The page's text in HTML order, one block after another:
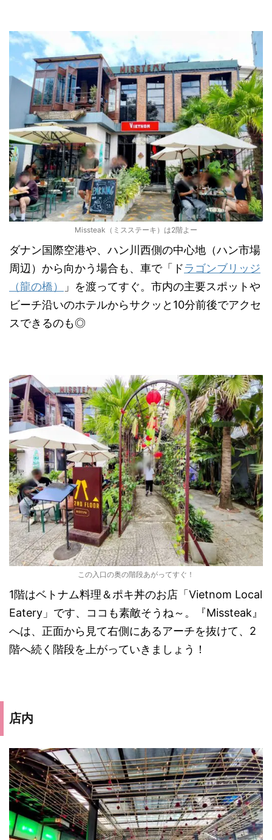
Missteak（ミスステーキ）は2階よー
ダナン国際空港や、ハン川西側の中心地（ハン市場
周辺）から向かう場合も、車で「ドラゴンブリッジ
（龍の橋）
」を渡ってすぐ。市内の主要スポットや
ビーチ沿いのホテルからサクッと10分前後でアクセ
スできるのも◎
この入口の奥の階段あがってすぐ！
1階はベトナム料理＆ポキ丼のお店「Vietnom Local
Eatery」です、ココも素敵そうね～。『Missteak』
へは、正面から見て右側にあるアーチを抜けて、2
階へ続く階段を上がっていきましょう！
店内